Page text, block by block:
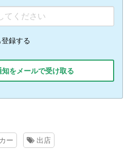
録する
をメールで受け取る
ー 出店